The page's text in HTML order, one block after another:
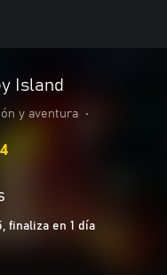
Island
y aventura
•
finaliza en 1 día